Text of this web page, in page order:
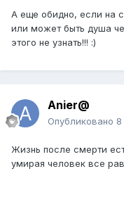
А еще обидно, если на
или может быть душа
этого не узнать!!! :)
Anier@
Опубликовано
Жизнь после смерти
умирая человек все